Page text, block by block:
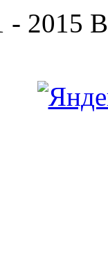
2015